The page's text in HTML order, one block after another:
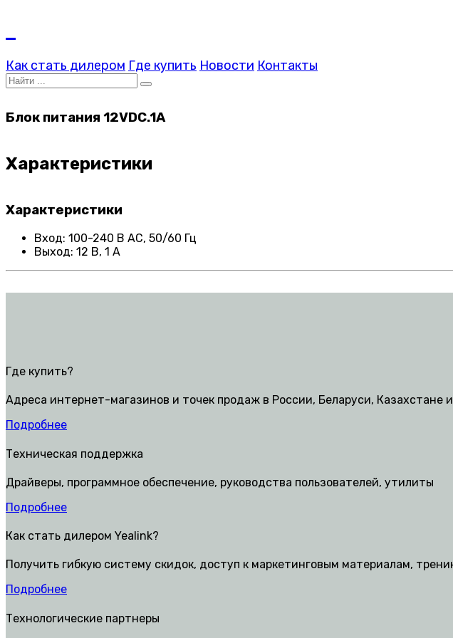
Как стать дилером Где купить Новости Контакты
Блок питания 12VDC.1A
Характеристики
Характеристики
Вход: 100-240 В AC, 50/60 Гц
Выход: 12 В, 1 А
Где купить?
Адреса интернет-магазинов и точек продаж в России, Беларуси, Казахстане
Подробнее
Техническая поддержка
Драйверы, программное обеспечение, руководства пользователей, утилиты
Подробнее
Как стать дилером Yealink?
Получить гибкую систему скидок, доступ к маркетинговым материалам,
Подробнее
Технологические партнеры